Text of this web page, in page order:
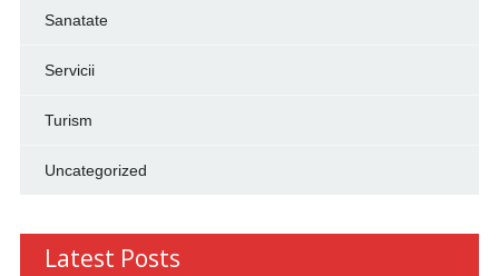
Sanatate
Servicii
Turism
Uncategorized
Latest Posts